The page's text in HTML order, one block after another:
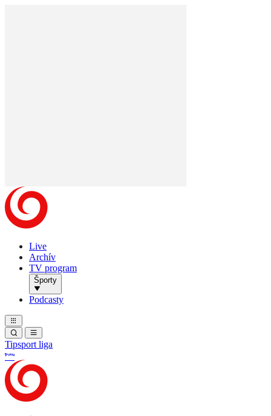
Live
Archív
TV program
Športy
Podcasty
Tipsport liga